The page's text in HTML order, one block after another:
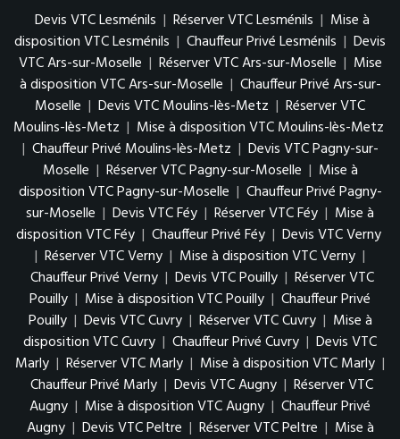
Devis VTC Lesménils | Réserver VTC Lesménils | Mise à
disposition VTC Lesménils | Chauffeur Privé Lesménils | Devis
VTC Ars-sur-Moselle | Réserver VTC Ars-sur-Moselle | Mise
à disposition VTC Ars-sur-Moselle | Chauffeur Privé Ars-sur-
Moselle | Devis VTC Moulins-lès-Metz | Réserver VTC
Moulins-lès-Metz | Mise à disposition VTC Moulins-lès-Metz
| Chauffeur Privé Moulins-lès-Metz | Devis VTC Pagny-sur-
Moselle | Réserver VTC Pagny-sur-Moselle | Mise à
disposition VTC Pagny-sur-Moselle | Chauffeur Privé Pagny-
sur-Moselle | Devis VTC Féy | Réserver VTC Féy | Mise à
disposition VTC Féy | Chauffeur Privé Féy | Devis VTC Verny
| Réserver VTC Verny | Mise à disposition VTC Verny |
Chauffeur Privé Verny | Devis VTC Pouilly | Réserver VTC
Pouilly | Mise à disposition VTC Pouilly | Chauffeur Privé
Pouilly | Devis VTC Cuvry | Réserver VTC Cuvry | Mise à
disposition VTC Cuvry | Chauffeur Privé Cuvry | Devis VTC
Marly | Réserver VTC Marly | Mise à disposition VTC Marly |
Chauffeur Privé Marly | Devis VTC Augny | Réserver VTC
Augny | Mise à disposition VTC Augny | Chauffeur Privé
Augny | Devis VTC Peltre | Réserver VTC Peltre | Mise à